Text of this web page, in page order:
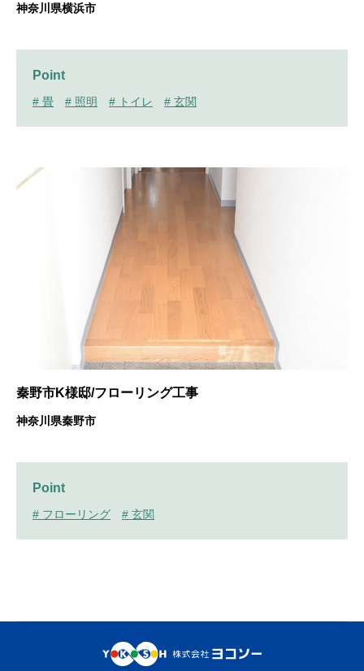
神奈川県横浜市
Point
# 畳 # 照明 # トイレ # 玄関
秦野市K様邸/フローリング工事
神奈川県秦野市
Point
# フローリング # 玄関